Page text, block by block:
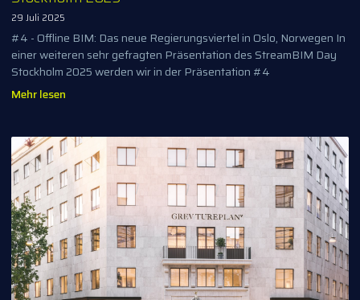
29 Juli 2025
#4 - Offline BIM: Das neue Regierungsviertel in Oslo, Norwegen In
einer weiteren sehr gefragten Präsentation des StreamBIM Day
Stockholm 2025 werden wir in der Präsentation #4
Mehr lesen